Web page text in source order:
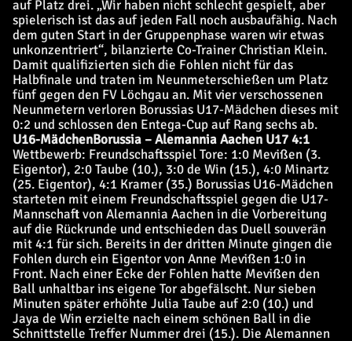
auf Platz drei. „Wir haben nicht schlecht gespielt, aber
spielerisch ist das auf jeden Fall noch ausbaufähig. Nach
dem guten Start in der Gruppenphase waren wir etwas
unkonzentriert“, bilanzierte Co-Trainer Christian Klein.
Damit qualifizierten sich die Fohlen nicht für das
Halbfinale und traten im Neunmeterschießen um Platz
fünf gegen den FV Löchgau an. Mit vier verschossenen
Neunmetern verloren Borussias U17-Mädchen dieses mit
0:2 und schlossen den Entega-Cup auf Rang sechs ab.
U16-MädchenBorussia – Alemannia Aachen U17 4:1
Wettbewerb: Freundschaftsspiel Tore: 1:0 Mevißen (3.
Eigentor), 2:0 Taube (10.), 3:0 de Win (15.), 4:0 Minartz
(25. Eigentor), 4:1 Kramer (35.) Borussias U16-Mädchen
starteten mit einem Freundschaftsspiel gegen die U17-
Mannschaft von Alemannia Aachen in die Vorbereitung
auf die Rückrunde und entschieden das Duell souverän
mit 4:1 für sich. Bereits in der dritten Minute gingen die
Fohlen durch ein Eigentor von Anne Mevißen 1:0 in
Front. Nach einer Ecke der Fohlen hatte Mevißen den
Ball unhaltbar ins eigene Tor abgefälscht. Nur sieben
Minuten später erhöhte Julia Taube auf 2:0 (10.) und
Jaya de Win erzielte nach einem schönen Ball in die
Schnittstelle Treffer Nummer drei (15.). Die Alemannen